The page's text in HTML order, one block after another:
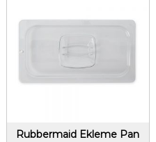
Rubbermaid Ekleme Pan